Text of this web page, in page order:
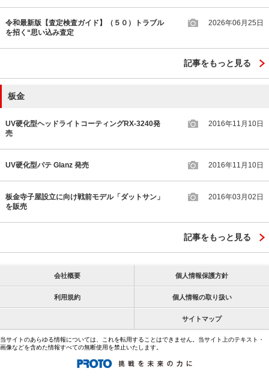
令和最新版【査定検査ガイド】（５０）トラブル
を招く“思い込み査定
2026年06月25日
記事をもっと見る
板金
UV硬化型ヘッドライトコーティングRX-3240発
売
2016年11月10日
UV硬化型パテ Glanz 発売 2016年11月10日
板金寺子屋設立に向け戦前モデル「ダットサン」
を販売
2016年03月02日
記事をもっと見る
会社概要 個人情報保護方針
利用規約 個人情報の取り扱い
サイトマップ
当サイトのあらゆる情報については、これを転用することはできません。当サイト上のテキスト・
画像などを含めた情報すべての無断使用を禁止いたします。